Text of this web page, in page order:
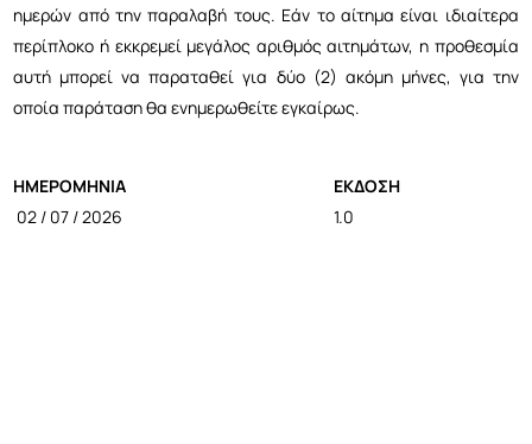
ημερών από την παραλαβή τους. Εάν το αίτημα είναι ιδιαίτερα
περίπλοκο ή εκκρεμεί μεγάλος αριθμός αιτημάτων, η προθεσμία
αυτή μπορεί να παραταθεί για δύο (2) ακόμη μήνες, για την
οποία παράταση θα ενημερωθείτε εγκαίρως.
ΗΜΕΡΟΜΗΝΙΑ
ΕΚΔΟΣΗ
02 / 07 / 2026
1.0